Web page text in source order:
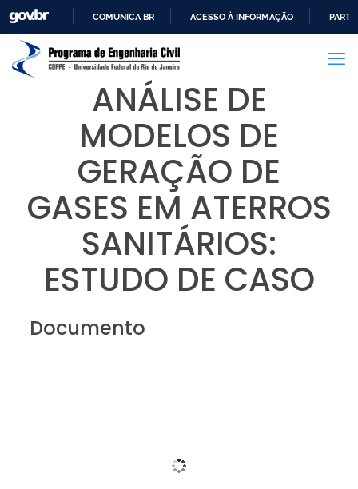
PARA
CONTEÚDO
COMUNICA BR ACESSO À INFORMAÇÃO
ANÁLISE DE
MODELOS DE
GERAÇÃO DE
GASES EM ATERROS
SANITÁRIOS:
ESTUDO DE CASO
Documento